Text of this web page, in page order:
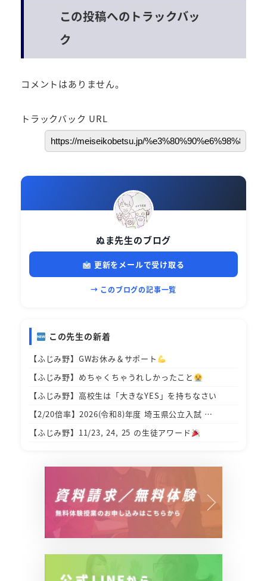
この投稿へのトラックバッ
ク
コメントはありません。
トラックバック URL
ぬま先生のブログ
更新をメールで受け取る
→ このブログの記事一覧
この先生の新着
【ふじみ野】GWお休み＆サポート
【ふじみ野】めちゃくちゃうれしかったこと
【ふじみ野】高校生は「大きなYES」を持ちなさい
【2/20倍率】2026(令和8)年度 埼玉県公立入試 …
【ふじみ野】11/23, 24, 25 の生徒アワード